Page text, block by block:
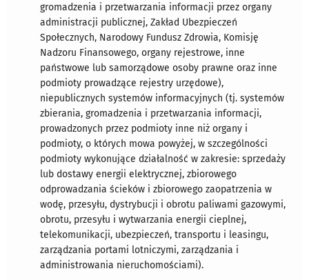
gromadzenia i przetwarzania informacji przez organy
administracji publicznej, Zakład Ubezpieczeń
Społecznych, Narodowy Fundusz Zdrowia, Komisję
Nadzoru Finansowego, organy rejestrowe, inne
państwowe lub samorządowe osoby prawne oraz inne
podmioty prowadzące rejestry urzędowe),
niepublicznych systemów informacyjnych (tj. systemów
zbierania, gromadzenia i przetwarzania informacji,
prowadzonych przez podmioty inne niż organy i
podmioty, o których mowa powyżej, w szczególności
podmioty wykonujące działalność w zakresie: sprzedaży
lub dostawy energii elektrycznej, zbiorowego
odprowadzania ścieków i zbiorowego zaopatrzenia w
wodę, przesyłu, dystrybucji i obrotu paliwami gazowymi,
obrotu, przesyłu i wytwarzania energii cieplnej,
telekomunikacji, ubezpieczeń, transportu i leasingu,
zarządzania portami lotniczymi, zarządzania i
administrowania nieruchomościami).